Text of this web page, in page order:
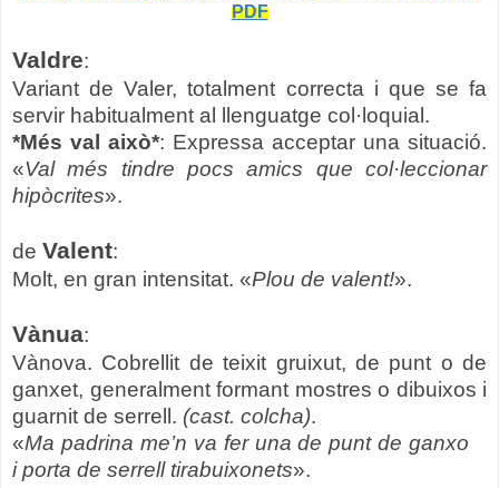
PDF
Valdre:
Variant de Valer, totalment correcta i que se fa
servir habitualment al llenguatge col·loquial.
*Més val això*: Expressa acceptar una situació.
«Val més tindre pocs amics que col·leccionar
hipòcrites».
de Valent:
Molt, en gran intensitat. «Plou de valent!».
Vànua:
Vànova. Cobrellit de teixit gruixut, de punt o de
ganxet, generalment formant mostres o dibuixos i
guarnit de serrell. (cast. colcha).
«Ma padrina me’n va fer una de punt de ganxo
i porta de serrell tirabuixonets».